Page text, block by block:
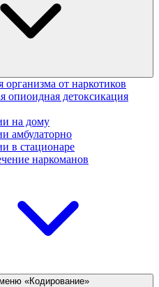
организма от наркотиков
опиоидная детоксикация
на дому
амбулаторно
в стационаре
наркоманов
«Кодирование»